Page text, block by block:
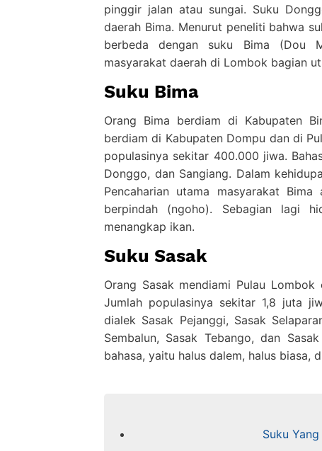
pinggir jalan atau sungai. Suku
daerah Bima. Menurut peneliti bahwa
berbeda dengan suku Bima (Dou
masyarakat daerah di Lombok bagian
Suku Bima
Orang Bima berdiam di Kabupaten
berdiam di Kabupaten Dompu dan di
populasinya sekitar 400.000 jiwa.
Donggo, dan Sangiang. Dalam
Pencaharian utama masyarakat
berpindah (ngoho). Sebagian lagi
menangkap ikan.
Suku Sasak
Orang Sasak mendiami Pulau
Jumlah populasinya sekitar 1,8 juta
dialek Sasak Pejanggi, Sasak
Sembalun, Sasak Tebango, dan
bahasa, yaitu halus dalem, halus biasa,
Suku